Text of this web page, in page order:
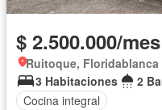
$ 2.500.000/mes
Ruitoque, Floridablanca
3 Habitaciones
2
Cocina integral